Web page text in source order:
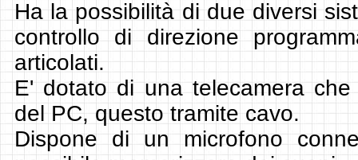
Ha la possibilità di due diversi
controllo di direzione
articolati.
E' dotato di una telecamera
del PC, questo tramite cavo.
Dispone di un microfono